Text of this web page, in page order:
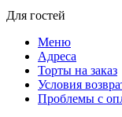
Для гостей
Меню
Адреса
Торты на заказ
Условия
Проблемы с